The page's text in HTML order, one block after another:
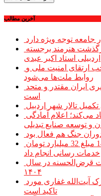
آخرین مطالب
توجه ویژه دارد
اردبیلی استاد اکبر عبدی
روابط ملت‌ها می‌شود
است
و توسعه صنایع تبدیلی
جنگ هم فعال بود
خدمات رسانی انجام داد
۱۴۰۴
تاکید است